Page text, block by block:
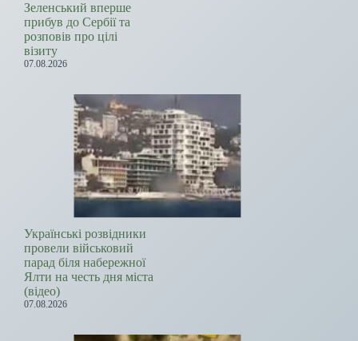
Зеленський вперше
прибув до Сербії та
розповів про цілі
візиту
07.08.2026
Українські розвідники
провели військовий
парад біля набережної
Ялти на честь дня міста
(відео)
07.08.2026